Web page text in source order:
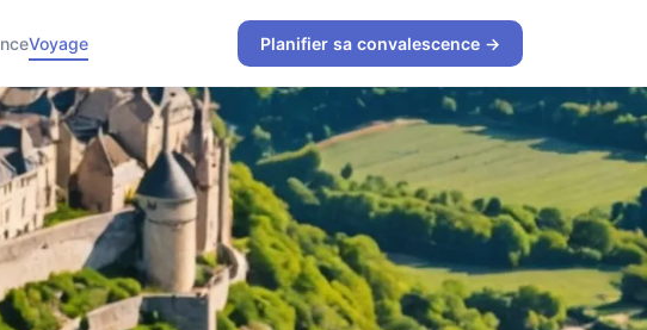
Voyage Planifier sa convalescence →